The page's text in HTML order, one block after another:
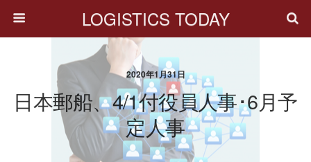
LOGISTICS TODAY
2020年1月31日
日本郵船、4/1付役員人事･6月予
定人事